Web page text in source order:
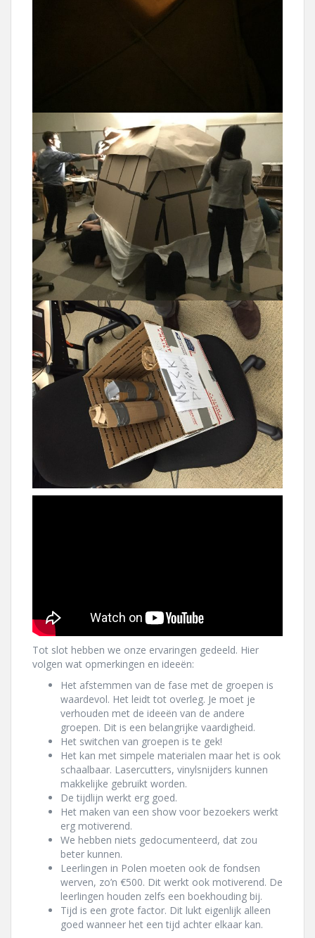
Tot slot hebben we onze ervaringen gedeeld. Hier
volgen wat opmerkingen en ideeën:
Het afstemmen van de fase met de groepen is
waardevol. Het leidt tot overleg. Je moet je
verhouden met de ideeën van de andere
groepen. Dit is een belangrijke vaardigheid.
Het switchen van groepen is te gek!
Het kan met simpele materialen maar het is ook
schaalbaar. Lasercutters, vinylsnijders kunnen
makkelijke gebruikt worden.
De tijdlijn werkt erg goed.
Het maken van een show voor bezoekers werkt
erg motiverend.
We hebben niets gedocumenteerd, dat zou
beter kunnen.
Leerlingen in Polen moeten ook de fondsen
werven, zo’n €500. Dit werkt ook motiverend. De
leerlingen houden zelfs een boekhouding bij.
Tijd is een grote factor. Dit lukt eigenlijk alleen
goed wanneer het een tijd achter elkaar kan.